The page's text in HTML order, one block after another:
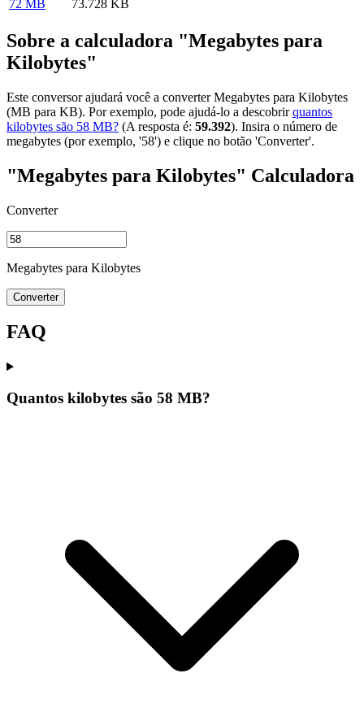
72 MB 73.728 KB
Sobre a calculadora "Megabytes para
Kilobytes"
Este conversor ajudará você a converter Megabytes para Kilobytes
(MB para KB). Por exemplo, pode ajudá-lo a descobrirquantos
kilobytes são 58 MB? (A resposta é: 59.392). Insira o número de
megabytes (por exemplo, '58') e clique no botão 'Converter'.
"Megabytes para Kilobytes" Calculadora
Converter
Megabytes para Kilobytes
Converter
FAQ
Quantos kilobytes são 58 MB?